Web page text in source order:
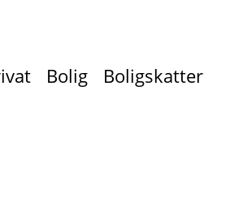
Bolig Boligskatter